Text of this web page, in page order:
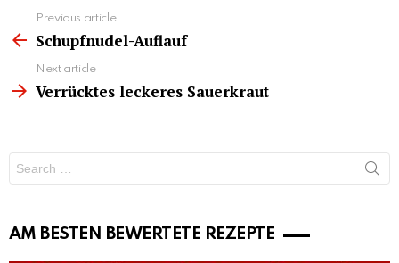
more
Previous article
Schupfnudel-Auflauf
Next article
Verrücktes leckeres Sauerkraut
for:
AM BESTEN BEWERTETE REZEPTE